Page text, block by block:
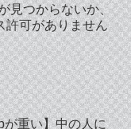
見つからないか、
許可がありません
が重い】中の人に